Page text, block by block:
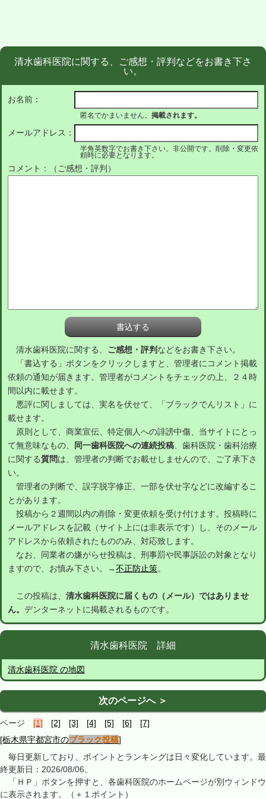
清水歯科医院に関する、ご感想・評判などをお書き下さ
い。
お名前：
匿名でかまいません。 掲載されます。
メールアドレス：
半角英数字でお書き下さい。非公開です。削除・変更依
頼時に必要となります。
コメント：（ご感想・評判）
清水歯科医院に関する、 ご感想・評判 などをお書き下さい。
「書込する」ボタンをクリックしますと、管理者にコメント掲載
依頼の通知が届きます。管理者がコメントをチェックの上、２４時
間以内に載せます。
悪評に関しましては、実名を伏せて、「ブラックでんリスト」に
載せます。
原則として、商業宣伝、特定個人への誹謗中傷、当サイトにとっ
て無意味なもの、
同一歯科医院への連続投稿、歯科医院・歯科治療
に関する質問は、管理者の判断でお載せしませんので、ご了承下さ
い。
管理者の判断で、誤字脱字修正、一部を伏せ字などに改編するこ
とがあります。
投稿から２週間以内の削除・変更依頼を受け付けます。投稿時に
メールアドレスを記載（サイト上には非表示です）し、そのメール
アドレスから依頼されたもののみ、対応致します。
なお、同業者の嫌がらせ投稿は、刑事罰や民事訴訟の対象となり
ますので、お慎み下さい。→不正防止策。
この投稿は、 清水歯科医院に届くもの（メール）ではありませ
ん。 デンターネットに掲載されるものです。
清水歯科医院 詳細
清水歯科医院 の地図
次のページへ ＞
ページ [1] [2] [3] [4] [5] [6]
[7]
[栃木県宇都宮市のブラック投稿]
毎日更新しており、ポイントとランキングは日々変化しています。最
終更新日：2026/08/06。
「ＨＰ」ボタンを押すと、各歯科医院のホームページが別ウィンドウ
に表示されます。（＋１ポイント）